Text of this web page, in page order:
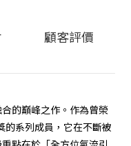
顧客評價
的巔峰之作。作為曾榮
系列成員，它在不斷被